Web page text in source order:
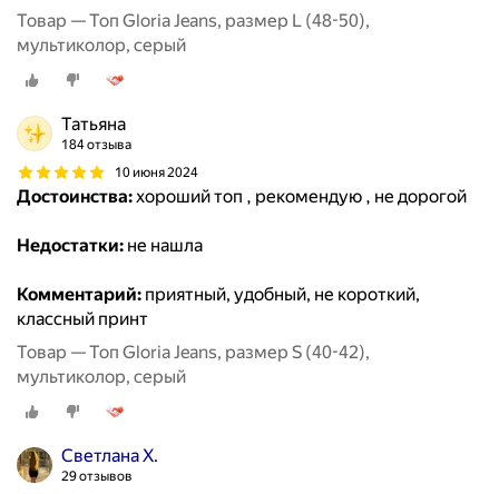
Товар — Топ Gloria Jeans, размер L (48-50),
мультиколор, серый
Татьяна
184 отзыва
10 июня 2024
Достоинства:хороший топ , рекомендую , не дорогой
Недостатки: не нашла
Комментарий: приятный, удобный, не короткий,
классный принт
Товар — Топ Gloria Jeans, размер S (40-42),
мультиколор, серый
Светлана Х.
29 отзывов